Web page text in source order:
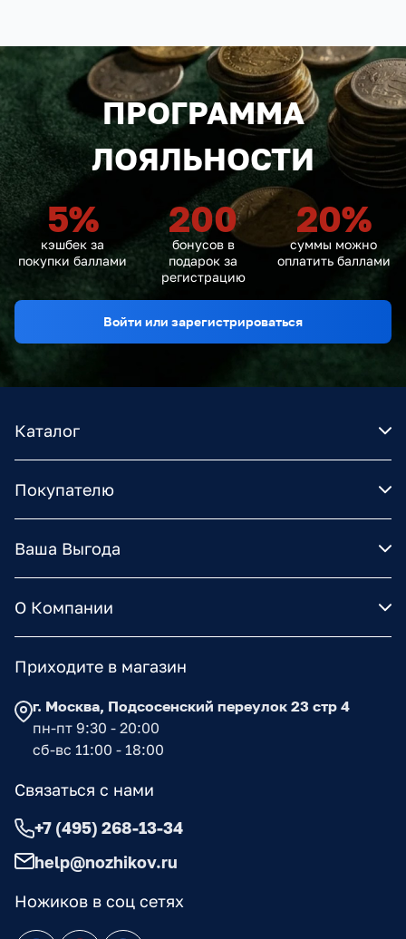
ПРОГРАММА
ЛОЯЛЬНОСТИ
5%
кэшбек за
покупки баллами
200
бонусов в
подарок за
регистрацию
20%
суммы можно
оплатить баллами
Войти или зарегистрироваться
Каталог
Покупателю
Ваша Выгода
О Компании
Ножиков в соц сетях
Приходите в магазин
г. Москва, Подсосенский переулок 23 стр 4
пн-пт 9:30 - 20:00
сб-вс 11:00 - 18:00
Связаться с нами
+7 (495) 268-13-34
help@nozhikov.ru